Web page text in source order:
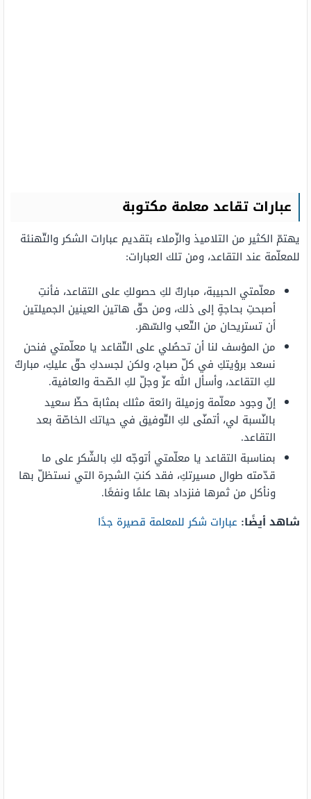
عبارات تقاعد معلمة مكتوبة
يهتمّ الكثير من التلاميذ والزّملاء بتقديم عبارات الشكر والتّهنئة
للمعلّمة عند التقاعد، ومن تلك العبارات:
معلّمتي الحبيبة، مباركٌ لكِ حصولكِ على التقاعد، فأنتِ
أصبحتِ بحاجةٍ إلى ذلك، ومن حقّ هاتين العينين الجميلتين
أن تستريحان من التّعب والسّهر.
من المؤسف لنا أن تحصُلي على التّقاعد يا معلّمتي فنحن
نسعد برؤيتكِ في كلّ صباح، ولكن لجسدكِ حقّ عليكِ، مباركٌ
لكِ التقاعد، وأسأل الله عزّ وجلّ لكِ الصّحة والعافية.
إنّ وجود معلّمة وزميلة رائعة مثلك بمثابة حظّ سعيد
بالنّسبة لي، أتمنّى لكِ التّوفيق في حياتك الخاصّة بعد
التقاعد.
بمناسبة التقاعد يا معلّمتي أتوجّه لكِ بالشّكر على ما
قدّمته طوال مسيرتكِ، فقد كنتِ الشجرة التي نستظلّ بها
ونأكل من ثمرها فنزداد بها علمًا ونفعًا.
شاهد أيضًا: عبارات شكر للمعلمة قصيرة جدًا